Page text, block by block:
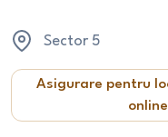
Sector 5
Asigurare pentru